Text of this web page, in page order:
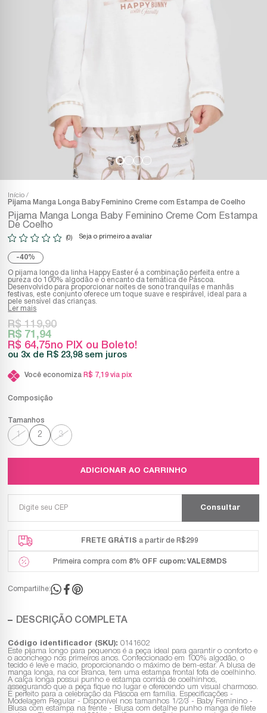
Início
Pijama Manga Longa Baby Feminino Creme com Estampa de Coelho
Pijama Manga Longa Baby Feminino Creme Com Estampa
De Coelho
(0) Seja o primeiro a avaliar
40%
O pijama longo da linha Happy Easter é a combinação perfeita entre a
pureza do 100% algodão e o encanto da temática de Páscoa.
Desenvolvido para proporcionar noites de sono tranquilas e manhãs
festivas, este conjunto oferece um toque suave e respirável, ideal para a
pele sensível das crianças.
Ler mais
R$ 64,75no PIX ou Boleto!
R$ 119,90
R$ 71,94
3x R$ 23,98 sem juros
Você economiza R$ 7,19 via pix
Composição
1 2 3
ADICIONAR AO CARRINHO
FRETE GRÁTIS a partir de R$299
Primeira compra com 8% OFF cupom: VALE8MDS
Compartilhe:
DESCRIÇÃO COMPLETA
Código identificador (SKU): 0141602
Este pijama longo para pequenos é a peça ideal para garantir o conforto e
o aconchego nos primeiros anos. Confeccionado em 100% algodão, o
tecido é leve e macio, proporcionando o máximo de bem-estar. A blusa de
manga longa, na cor Branca, tem uma estampa frontal fofa de coelhinho.
A calça longa possui punho e estampa corrida de coelhinhos,
assegurando que a peça fique no lugar e oferecendo um visual charmoso.
É perfeito para a celebração da Páscoa em família. Especificações -
Modelagem Regular - Disponível nos tamanhos 1/2/3 - Baby Feminino -
Blusa com estampa na frente - Blusa com detalhe punho manga de filete